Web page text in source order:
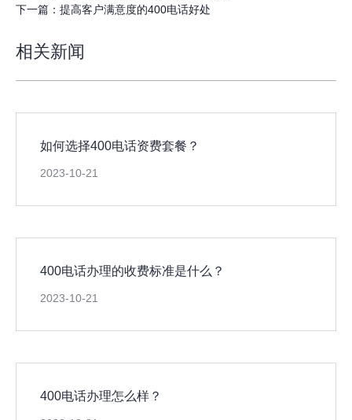
下一篇： 提高客户满意度的400电话好处
相关新闻
如何选择400电话资费套餐？
2023-10-21
400电话办理的收费标准是什么？
2023-10-21
400电话办理怎么样？